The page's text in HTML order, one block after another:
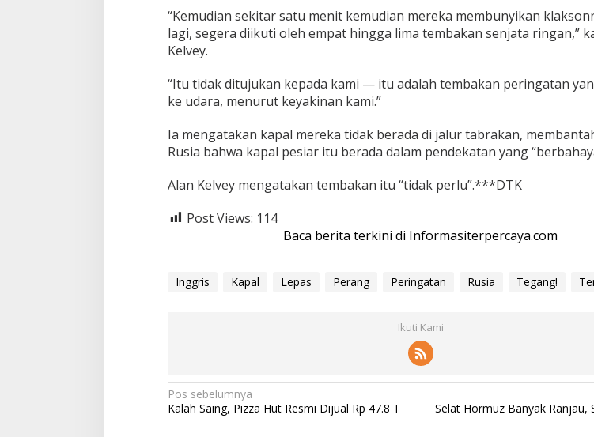
“Kemudian sekitar satu menit kemudian mereka membunyikan
lagi, segera diikuti oleh empat hingga lima tembakan senjata ringan,”
Kelvey.
“Itu tidak ditujukan kepada kami — itu adalah tembakan peringatan
ke udara, menurut keyakinan kami.”
Ia mengatakan kapal mereka tidak berada di jalur tabrakan,
Rusia bahwa kapal pesiar itu berada dalam pendekatan yang
Alan Kelvey mengatakan tembakan itu “tidak perlu”.***DTK
Post Views: 114
Baca berita terkini di Informasiterpercaya.com
Inggris Kapal Lepas Perang Peringatan Rusia Tegang!
Ikuti Kami
N
a
Pos sebelumnya
Kalah Saing, Pizza Hut Resmi Dijual Rp 47.8 T
Selat Hormuz Banyak Ranjau,